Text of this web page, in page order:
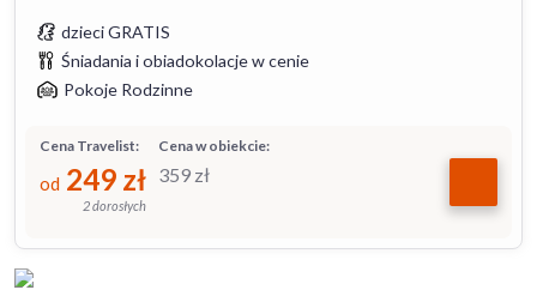
dzieci GRATIS
Śniadania i obiadokolacje w cenie
Pokoje Rodzinne
Cena w obiekcie:
359 zł
Cena Travelist:
od 249 zł
2 dorosłych